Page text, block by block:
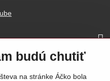
budú chutiť
na stránke Áčko bola